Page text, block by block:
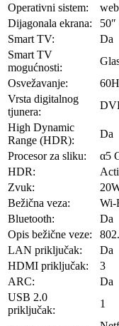
Operativni sistem:
Dijagonala ekrana:
Smart TV:
Da
Smart TV
mogućnosti:
Osvežavanje:
Vrsta digitalnog
tjunera:
High Dynamic
Range (HDR):
Da
Procesor za sliku:
α5
HDR:
Zvuk:
Bežična veza:
Wi-
Bluetooth:
Da
Opis bežične veze:
LAN priključak:
Da
HDMI priključak:
3
ARC:
Da
USB 2.0
priključak:
1